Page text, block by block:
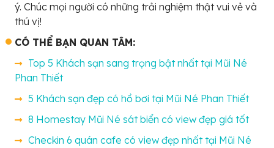
ý. Chúc mọi người có những trải nghiệm thật vui vẻ và
thú vị!
CÓ THỂ BẠN QUAN TÂM:
Top 5 Khách sạn sang trọng bật nhất tại Mũi Né
Phan Thiết
5 Khách sạn đẹp có hồ bơi tại Mũi Né Phan Thiết
8 Homestay Mũi Né sát biển có view đẹp giá tốt
Checkin 6 quán cafe có view đẹp nhất tại Mũi Né